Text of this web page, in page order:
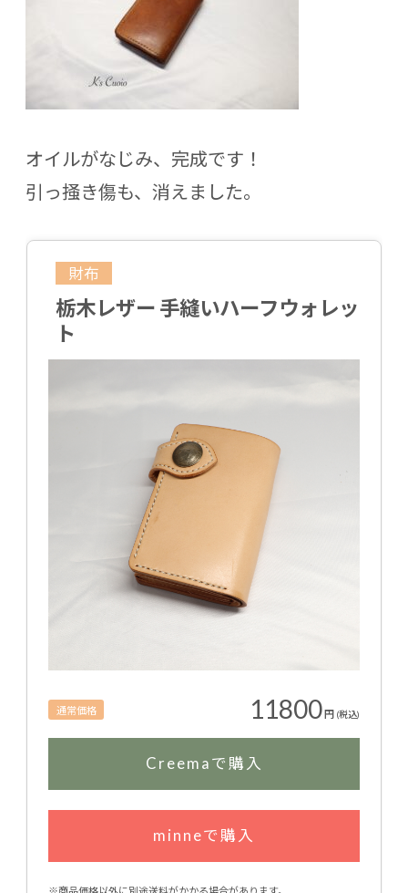
オイルがなじみ、完成です！
引っ掻き傷も、消えました。
財布
栃木レザー 手縫いハーフウォレッ
ト
通常価格 11800円 (税込)
Creemaで購入
minneで購入
※商品価格以外に別途送料がかかる場合があります。